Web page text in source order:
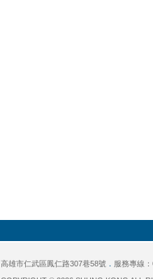
高雄市仁武區鳳仁路307巷58號 ． 服務專線